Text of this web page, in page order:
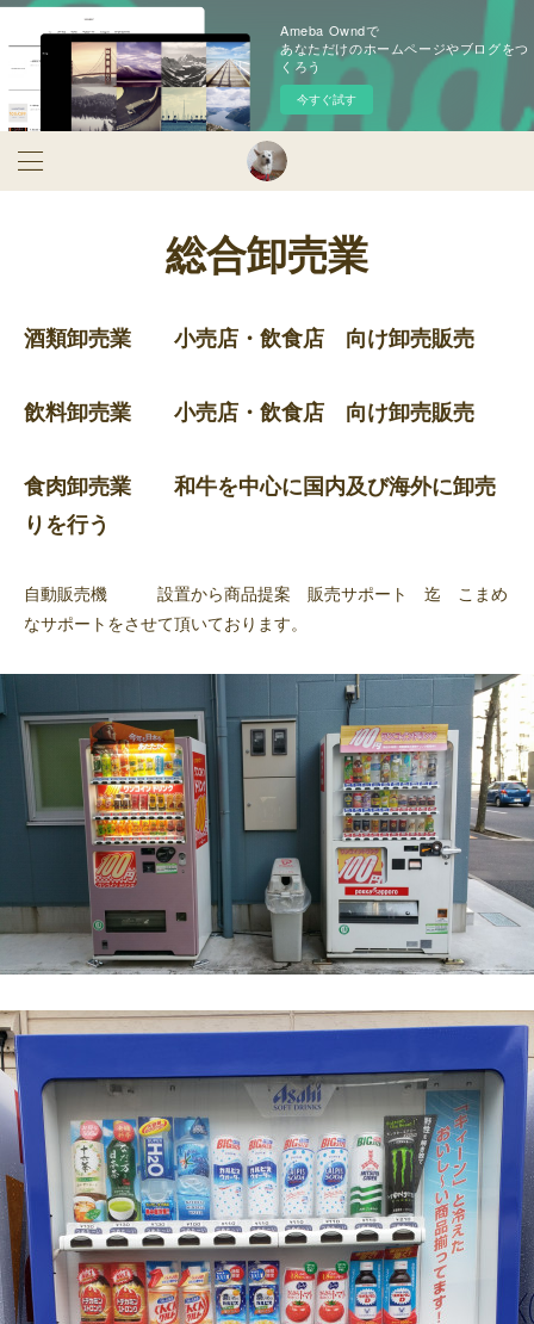
Ameba Owndで
あなただけのホームページやブログをつ
くろう
今すぐ試す
総合卸売業
酒類卸売業 小売店・飲食店 向け卸売販売
飲料卸売業 小売店・飲食店 向け卸売販売
食肉卸売業 和牛を中心に国内及び海外に卸売
りを行う
自動販売機 設置から商品提案 販売サポート 迄 こまめ
なサポートをさせて頂いております。